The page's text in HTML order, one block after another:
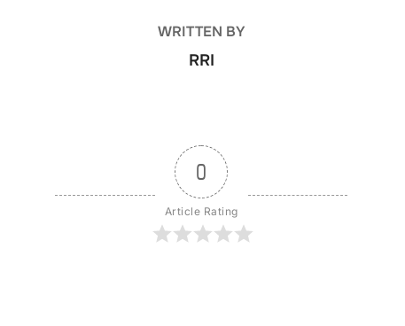
WRITTEN BY
RRI
0
Article Rating